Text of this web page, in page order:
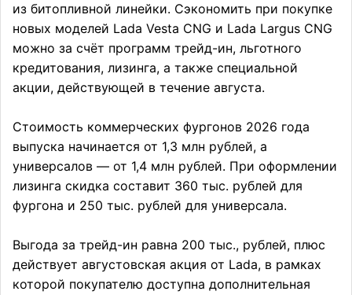
из битопливной линейки. Сэкономить при покупке
новых моделей Lada Vesta CNG и Lada Largus CNG
можно за счёт программ трейд-ин, льготного
кредитования, лизинга, а также специальной
акции, действующей в течение августа.
Стоимость коммерческих фургонов 2026 года
выпуска начинается от 1,3 млн рублей, а
универсалов — от 1,4 млн рублей. При оформлении
лизинга скидка составит 360 тыс. рублей для
фургона и 250 тыс. рублей для универсала.
Выгода за трейд-ин равна 200 тыс., рублей, плюс
действует августовская акция от Lada, в рамках
которой покупателю доступна дополнительная